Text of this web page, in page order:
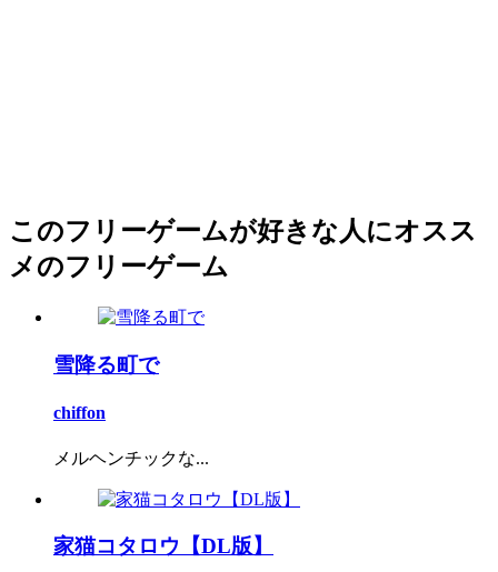
このフリーゲームが好きな人にオスス
メのフリーゲーム
雪降る町で
chiffon
メルヘンチックな...
家猫コタロウ【DL版】